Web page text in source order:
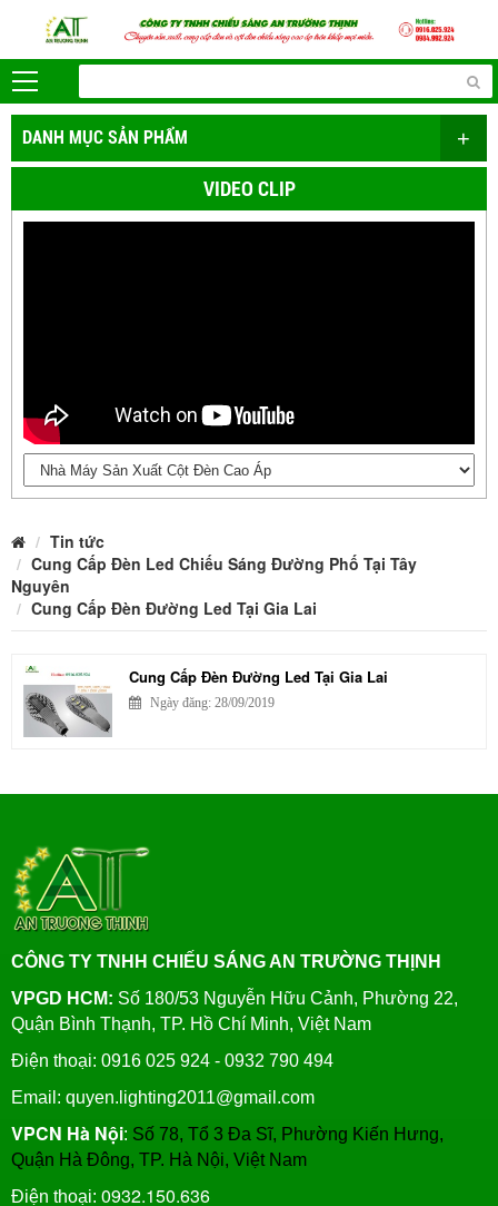
DANH MỤC SẢN PHẨM +
VIDEO CLIP
Tin tức
Cung Cấp Đèn Led Chiếu Sáng Đường Phố Tại Tây
Nguyên
Cung Cấp Đèn Đường Led Tại Gia Lai
Cung Cấp Đèn Đường Led Tại Gia Lai
Ngày đăng: 28/09/2019
CÔNG TY TNHH CHIẾU SÁNG AN TRƯỜNG THỊNH
VPGD HCM: Số 180/53 Nguyễn Hữu Cảnh, Phường 22,
Quận Bình Thạnh, TP. Hồ Chí Minh, Việt Nam
Điện thoại: 0916 025 924 - 0932 790 494
Email: quyen.lighting2011@gmail.com
VPCN Hà Nội: Số 78, Tổ 3 Đa Sĩ, Phường Kiến Hưng,
Quận Hà Đông, TP. Hà Nội, Việt Nam
Điện thoại: 0932.150.636